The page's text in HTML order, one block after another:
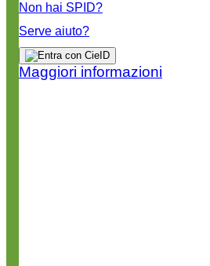
Non hai SPID?
Serve aiuto?
Maggiori informazioni